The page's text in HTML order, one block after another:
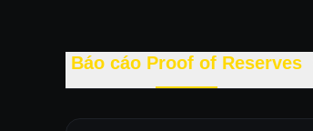
Báo cáo Proof of Reserves